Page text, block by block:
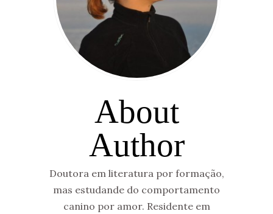
About
Author
Doutora em literatura por formação,
mas estudande do comportamento
canino por amor. Residente em